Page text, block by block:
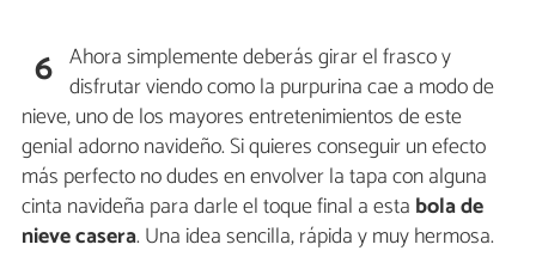
6 Ahora simplemente deberás girar el frasco y
disfrutar viendo como la purpurina cae a modo de
nieve, uno de los mayores entretenimientos de este
genial adorno navideño. Si quieres conseguir un efecto
más perfecto no dudes en envolver la tapa con alguna
cinta navideña para darle el toque final a esta bola de
nieve casera. Una idea sencilla, rápida y muy hermosa.